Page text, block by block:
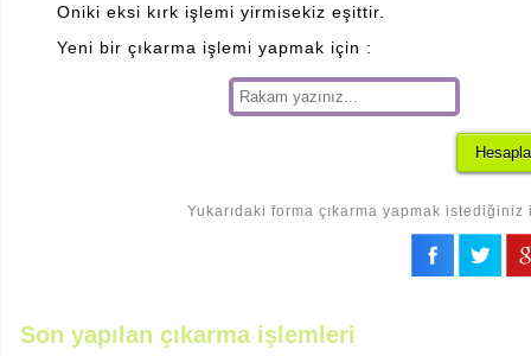
Oniki eksi kırk işlemi yirmisekiz eşittir.
Yeni bir çıkarma işlemi yapmak için :
Yukarıdaki forma çıkarma yapmak istediğiniz
Son yapılan çıkarma işlemleri